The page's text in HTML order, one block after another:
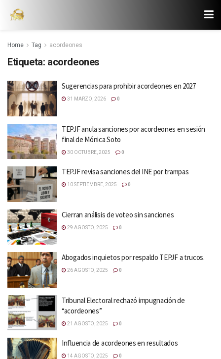
Home Tag acordeones
Etiqueta: acordeones
Sugerencias para prohibir acordeones en 2027
31 MARZO, 2026 0
TEPJF anula sanciones por acordeones en sesión
final de Mónica Soto
30 OCTUBRE, 2025 0
TEPJF revisa sanciones del INE por trampas
10 SEPTIEMBRE, 2025 0
Cierran análisis de voteo sin sanciones
29 AGOSTO, 2025 0
Abogados inquietos por respaldo TEPJF a trucos.
26 AGOSTO, 2025 0
Tribunal Electoral rechazó impugnación de
“acordeones”
21 AGOSTO, 2025 0
Influencia de acordeones en resultados
14 AGOSTO, 2025 0